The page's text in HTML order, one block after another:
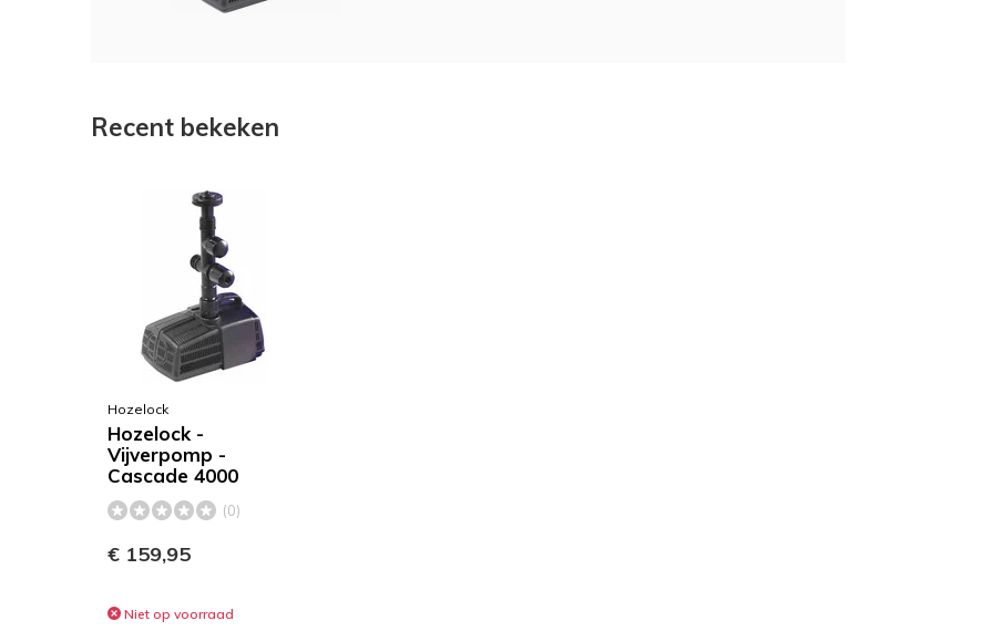
Recent bekeken
Hozelock
Hozelock -
Vijverpomp -
Cascade 4000
(0)
€ 159,95
Niet op voorraad